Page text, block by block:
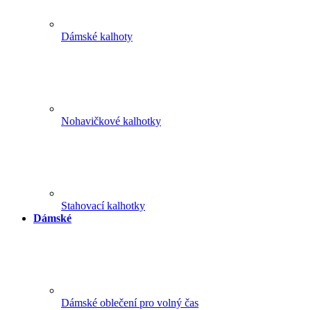
Dámské kalhoty
Nohavičkové kalhotky
Stahovací kalhotky
Dámské
Dámské oblečení pro volný čas